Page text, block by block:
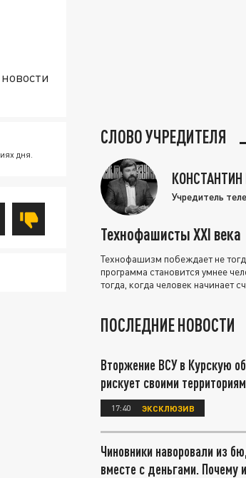
дня.
СЛОВО УЧРЕДИТЕЛЯ
Учредитель
Технофашисты XXI века
Технофашизм побеждает не
программа становится умнее
тогда, когда человек начинает
ПОСЛЕДНИЕ НОВОСТИ
Вторжение ВСУ в Курскую
рискует своими
17:40 ЭКСКЛЮЗИВ
Чиновники наворовали из
вместе с деньгами. Почему